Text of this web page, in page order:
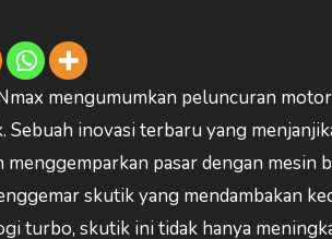
mengumumkan peluncuran
Sebuah inovasi terbaru yang
menggemparkan pasar dengan
skutik yang mendambakan
turbo, skutik ini tidak hanya